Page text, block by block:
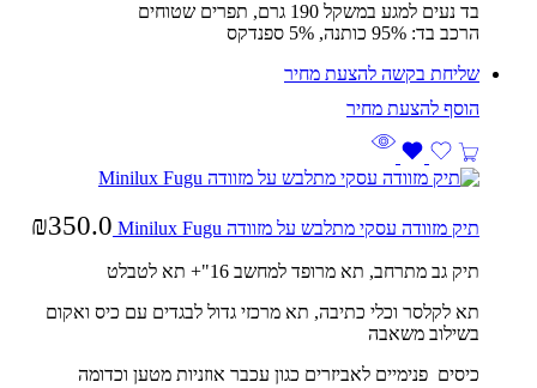
בד נעים למגע במשקל 190 גרם, תפרים שטוחים
הרכב בד: 95% כותנה, 5% ספנדקס
שליחת בקשה להצעת מחיר
תיק מזוודה עסקי מתלבש על מזוודה Minilux Fugu ₪350.0
תיק גב מתרחב, תא מרופד למחשב 16"+ תא לטבלט
תא לקלסר וכלי כתיבה, תא מרכזי גדול לבגדים עם כיס ואקום
בשילוב משאבה
כיסים פנימיים לאביזרים כגון עכבר אוזניות מטען וכדומה